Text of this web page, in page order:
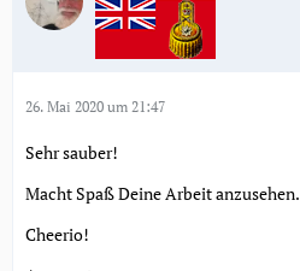
26. Mai 2020 um 21:47
Sehr sauber!
Macht Spaß Deine Arbeit anzusehen.
Cheerio!